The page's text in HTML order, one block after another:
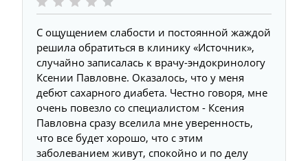
С ощущением слабости и постоянной жаждой
решила обратиться в клинику «Источник»,
случайно записалась к врачу-эндокринологу
Ксении Павловне. Оказалось, что у меня
дебют сахарного диабета. Честно говоря, мне
очень повезло со специалистом - Ксения
Павловна сразу вселила мне уверенность,
что все будет хорошо, что с этим
заболеванием живут, спокойно и по делу